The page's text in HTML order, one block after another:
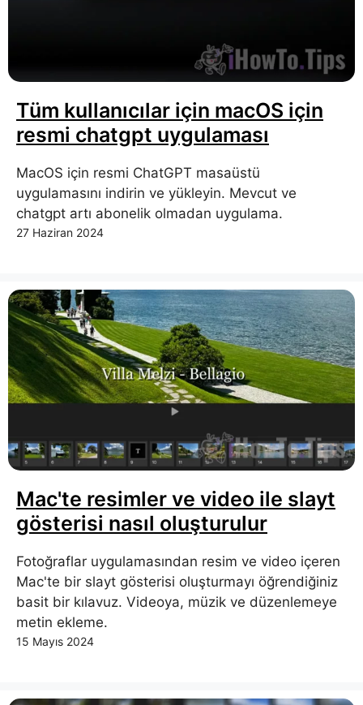
Tüm kullanıcılar için macOS için
resmi chatgpt uygulaması
MacOS için resmi ChatGPT masaüstü
uygulamasını indirin ve yükleyin. Mevcut ve
chatgpt artı abonelik olmadan uygulama.
27 Haziran 2024
Mac'te resimler ve video ile slayt
gösterisi nasıl oluşturulur
Fotoğraflar uygulamasından resim ve video içeren
Mac'te bir slayt gösterisi oluşturmayı öğrendiğiniz
basit bir kılavuz. Videoya, müzik ve düzenlemeye
metin ekleme.
15 Mayıs 2024